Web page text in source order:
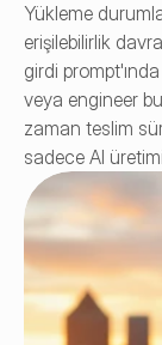
Yükleme
erişilebilirlik
girdi
veya engineer
zaman teslim
sadece AI